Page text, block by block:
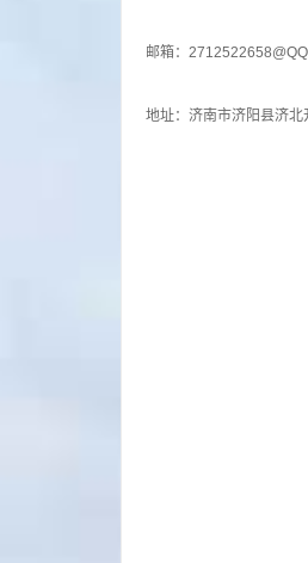
邮箱：
地址：济南市济阳县济